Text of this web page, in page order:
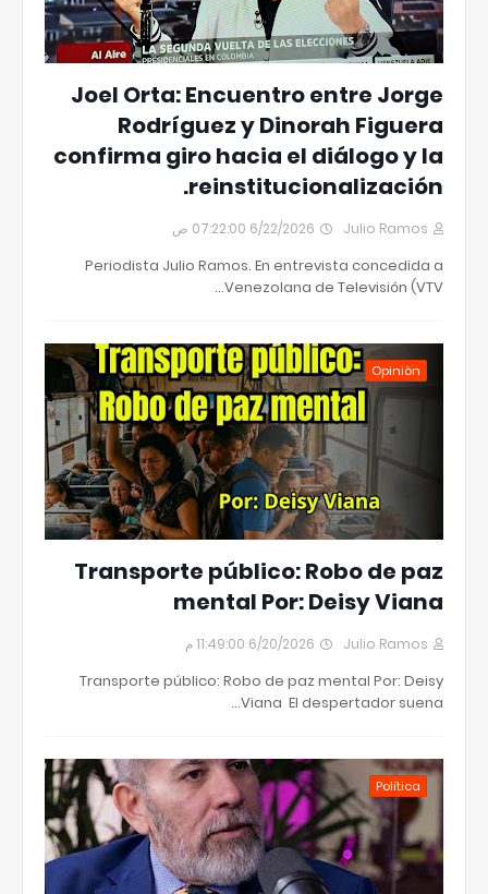
Joel Orta: Encuentro entre Jorge
Rodríguez y Dinorah Figuera
confirma giro hacia el diálogo y la
reinstitucionalización.
Julio Ramos 6/22/2026 07:22:00 ص
Periodista Julio Ramos. En entrevista concedida a
Venezolana de Televisión (VTV…
Opiniòn
Transporte público: Robo de paz
mental Por: Deisy Viana
Julio Ramos 6/20/2026 11:49:00 م
Transporte público: Robo de paz mental Por: Deisy
Viana El despertador suena…
Política